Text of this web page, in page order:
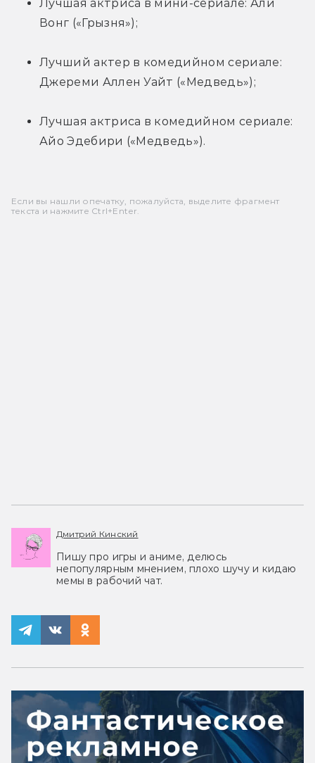
Лучшая актриса в мини-сериале: Али
Вонг («Грызня»);
Лучший актер в комедийном сериале:
Джереми Аллен Уайт («Медведь»);
Лучшая актриса в комедийном сериале:
Айо Эдебири («Медведь»).
Если вы нашли опечатку, пожалуйста, выделите фрагмент
текста и нажмите Ctrl+Enter.
Дмитрий Кинский
Пишу про игры и аниме, делюсь
непопулярным мнением, плохо шучу и кидаю
мемы в рабочий чат.